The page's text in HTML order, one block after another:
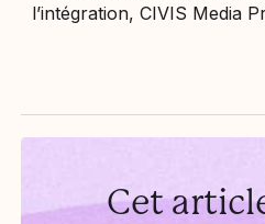
l’intégration, CIVIS Media
Cet